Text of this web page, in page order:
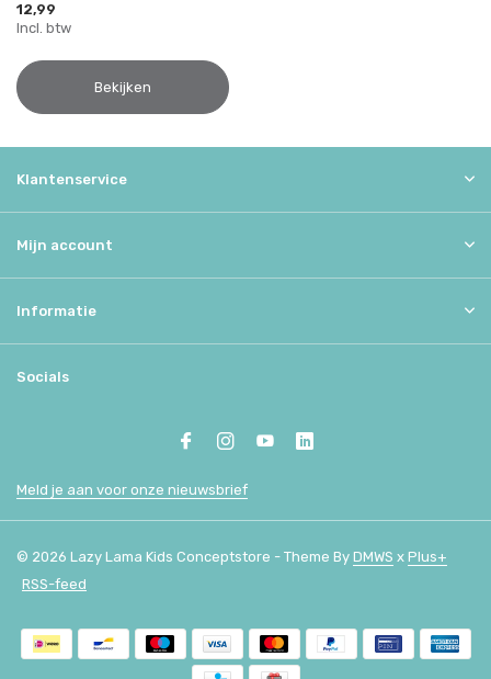
12,99
Incl. btw
Bekijken
Klantenservice
Mijn account
Informatie
Socials
Meld je aan voor onze nieuwsbrief
© 2026 Lazy Lama Kids Conceptstore - Theme By DMWS x Plus+
RSS-feed